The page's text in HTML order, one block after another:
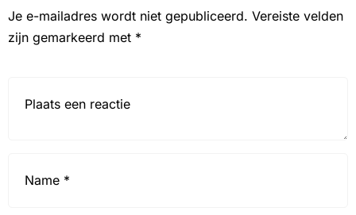
Je e-mailadres wordt niet gepubliceerd. Vereiste velden
zijn gemarkeerd met *